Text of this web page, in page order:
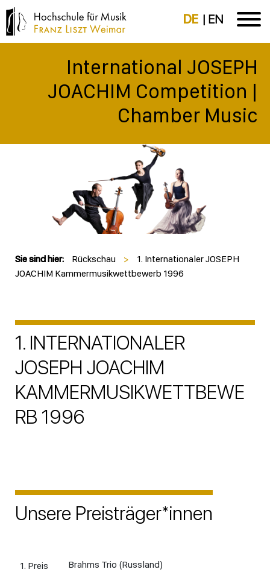
DE EN
International JOSEPH
JOACHIM Competition |
Chamber Music
Sie sind hier: Rückschau >
1. Internationaler JOSEPH
JOACHIM Kammermusikwettbewerb 1996
1. INTERNATIONALER
JOSEPH JOACHIM
KAMMERMUSIKWETTBEWE
RB 1996
Unsere Preisträger*innen
1. Preis Brahms Trio (Russland)